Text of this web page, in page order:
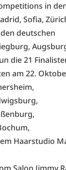
in
Sofia,
deutschen
die 21
am 22.
Haarstudio